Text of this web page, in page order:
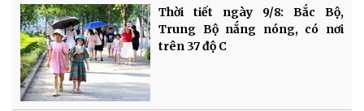
Thời tiết ngày 9/8: Bắc Bộ,
Trung Bộ nắng nóng, có nơi
trên 37 độ C